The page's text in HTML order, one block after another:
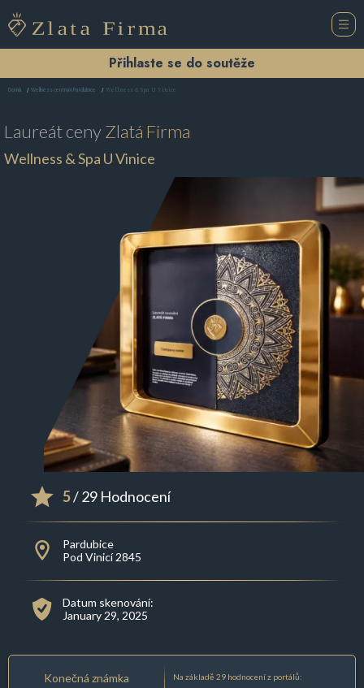
Přihlaste se do soutěže
Domů Wellness centrum Pardubice Wellness & Spa U Vinice
Laureát cenyZlatá Firma
Wellness & Spa U Vinice
5/ 29 Hodnocení
Pardubice
Pod Vinicí 2845
Datum skenování:
January 29, 2025
Konečná známka Na základě 29 hodnocení z portálů: